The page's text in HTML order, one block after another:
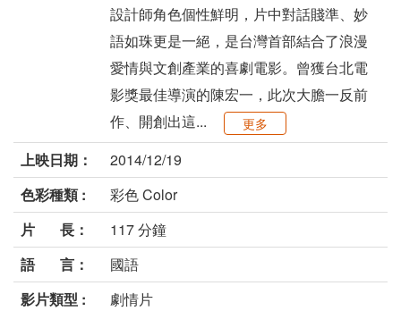
設計師角色個性鮮明，片中對話賤準、妙
語如珠更是一絕，是台灣首部結合了浪漫
愛情與文創產業的喜劇電影。曾獲台北電
影獎最佳導演的陳宏一，此次大膽一反前
作、開創出這...
更多
上映日期：
2014/12/19
色彩種類 :
彩色 Color
片 長：
117 分鐘
語 言：
國語
影片類型 :
劇情片